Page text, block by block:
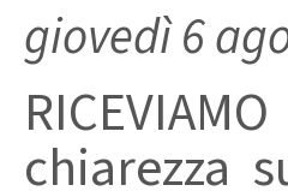
giovedì 6
chiarezza